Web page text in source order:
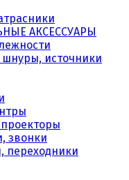
АКСЕССУАРЫ
шнуры, источники
звонки
переходники